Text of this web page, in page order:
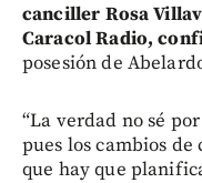
canciller Rosa
Caracol Radio,
posesión de
“La verdad no sé
pues los cambios
que hay que